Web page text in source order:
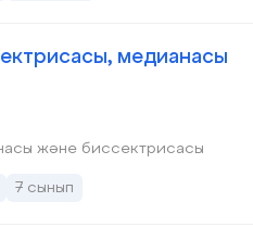
медианасы
және биссектрисасы
7 сынып